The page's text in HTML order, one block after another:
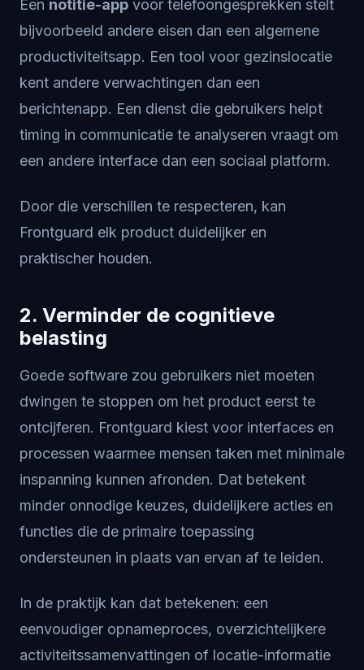
Een notitie-app voor telefoongesprekken stelt
bijvoorbeeld andere eisen dan een algemene
productiviteitsapp. Een tool voor gezinslocatie
kent andere verwachtingen dan een
berichtenapp. Een dienst die gebruikers helpt
timing in communicatie te analyseren vraagt om
een andere interface dan een sociaal platform.
Door die verschillen te respecteren, kan
Frontguard elk product duidelijker en
praktischer houden.
2. Verminder de cognitieve
belasting
Goede software zou gebruikers niet moeten
dwingen te stoppen om het product eerst te
ontcijferen. Frontguard kiest voor interfaces en
processen waarmee mensen taken met minimale
inspanning kunnen afronden. Dat betekent
minder onnodige keuzes, duidelijkere acties en
functies die de primaire toepassing
ondersteunen in plaats van ervan af te leiden.
In de praktijk kan dat betekenen: een
eenvoudiger opnameproces, overzichtelijkere
activiteitssamenvattingen of locatie-informatie